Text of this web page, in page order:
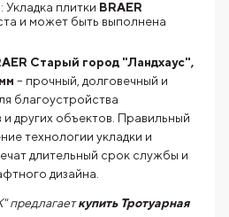
плитки BRAER
и может быть выполнена
Старый город "Ландхаус",
– прочный, долговечный и
благоустройства
других объектов. Правильный
технологии укладки и
длительный срок службы и
дизайна.
купить Тротуарная